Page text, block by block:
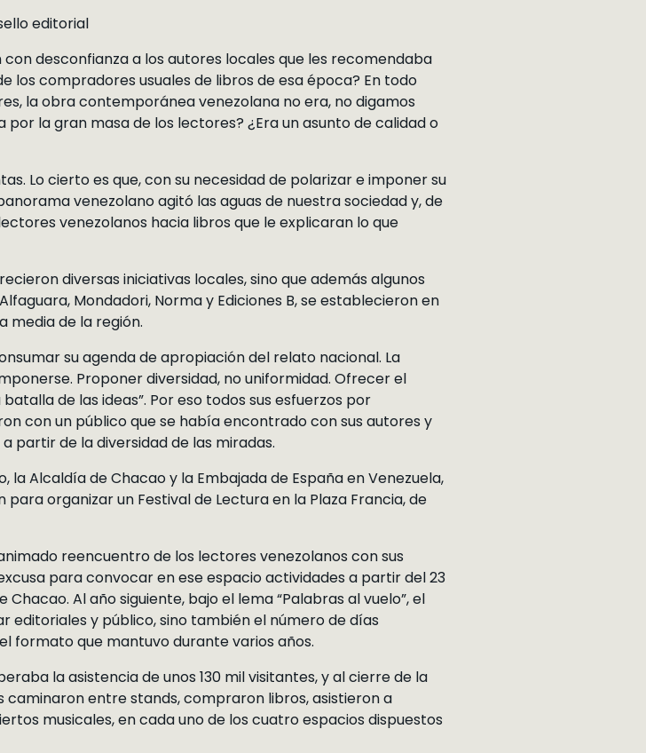
editorial
desconfianza a los autores locales que les recomendaba
los compradores usuales de libros de esa época? En todo
la obra contemporánea venezolana no era, no digamos
la gran masa de los lectores? ¿Era un asunto de calidad o
Lo cierto es que, con su necesidad de polarizar e imponer su
venezolano agitó las aguas de nuestra sociedad y, de
venezolanos hacia libros que le explicaran lo que
diversas iniciativas locales, sino que además algunos
Mondadori, Norma y Ediciones B, se establecieron en
media de la región.
su agenda de apropiación del relato nacional. La
Proponer diversidad, no uniformidad. Ofrecer el
de las ideas”. Por eso todos sus esfuerzos por
con un público que se había encontrado con sus autores y
partir de la diversidad de las miradas.
la Alcaldía de Chacao y la Embajada de España en Venezuela,
organizar un Festival de Lectura en la Plaza Francia, de
reencuentro de los lectores venezolanos con sus
para convocar en ese espacio actividades a partir del 23
Al año siguiente, bajo el lema “Palabras al vuelo”, el
editoriales y público, sino también el número de días
formato que mantuvo durante varios años.
la asistencia de unos 130 mil visitantes, y al cierre de la
entre stands, compraron libros, asistieron a
musicales, en cada uno de los cuatro espacios dispuestos